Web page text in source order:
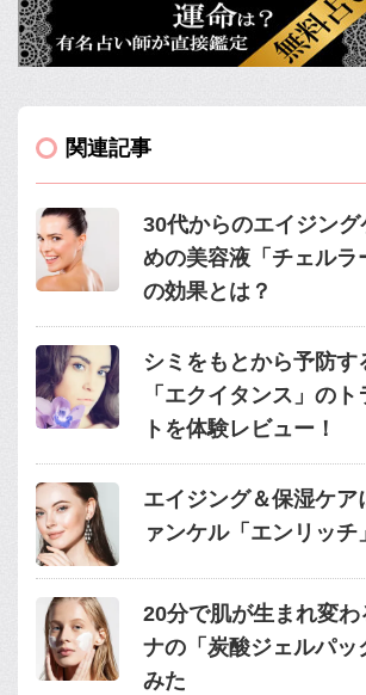
関連記事
30代からのエイジン
めの美容液「チェルラ
の効果とは？
シミをもとから予防す
「エクイタンス」の
トを体験レビュー！
エイジング＆保湿ケア
ァンケル「エンリッチ」
20分で肌が生まれ変わ
ナの「炭酸ジェルパッ
みた